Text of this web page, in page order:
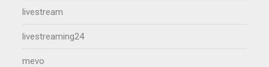
livestream
livestreaming24
mevo